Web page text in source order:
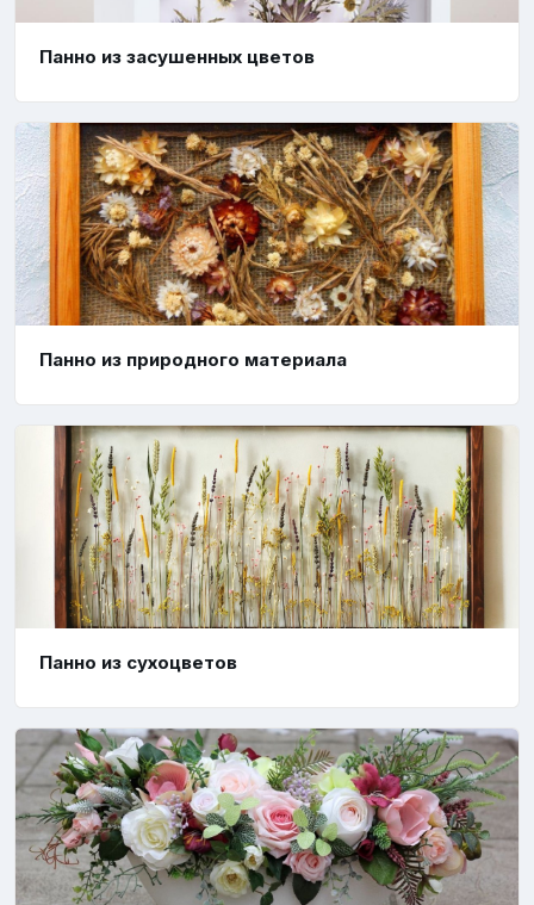
Панно из засушенных цветов
Панно из природного материала
Панно из сухоцветов